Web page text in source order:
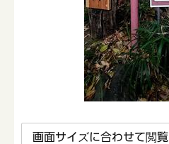
画面サイズに合わせて閲覧